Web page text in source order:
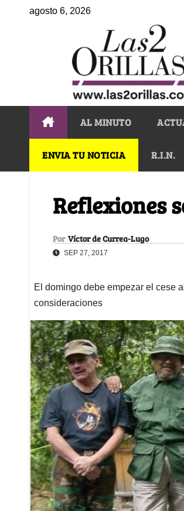
agosto 6, 2026
AL MINUTO
ENVIA TU NOTICIA R.I.N.
Reflexiones
Por Víctor de Currea-Lugo
SEP 27, 2017
El domingo debe empezar el cese
consideraciones